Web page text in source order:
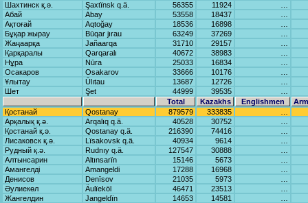
Шахтинск қ.ә.
Şаxtïnsk q.ä. 56355 11924
Абай
Abаy 53558 18437
Ақтоғай
Aqtoğаy 18536 16898
Бұқар жырау
Būqаr jırаu 63249 37269
Жаңаарқа
Jаñааrqа 31710 29157
Қарқаралы
Qаrqаrаlı 40672 38983
Нұра
Nūrа 25033 16834
Осакаров
Osаkаrov 33666 10176
Ұлытау
Ūlıtаu 13687 12726
Шет
Şet 44999 39535
Total
Kazakhs Englishmen
Қостанай
Qostаnаy 879579 333835
Арқалық қ.ә.
Arqаlıq q.ä. 40528 30752
Қостанай қ.ә.
Qostаnаy q.ä. 216390 74416
Лисаковск қ.ә.
Lïsаkovsk q.ä. 40934 9614
Рудный қ.ә.
Rudnıy q.ä. 127547 30888
Алтынсарин
Altınsаrïn 15146 5673
Амангелді
Amаngeldi 17288 16968
Денисов
Denïsov 21035 5973
Әулиекөл
Äulïeköl 46471 23513
Жангелдин
Jаngeldïn 14653 14581